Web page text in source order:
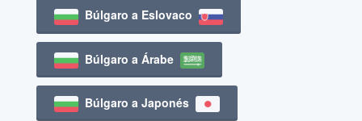
Búlgaro a Eslovaco
Búlgaro a Árabe
Búlgaro a Japonés